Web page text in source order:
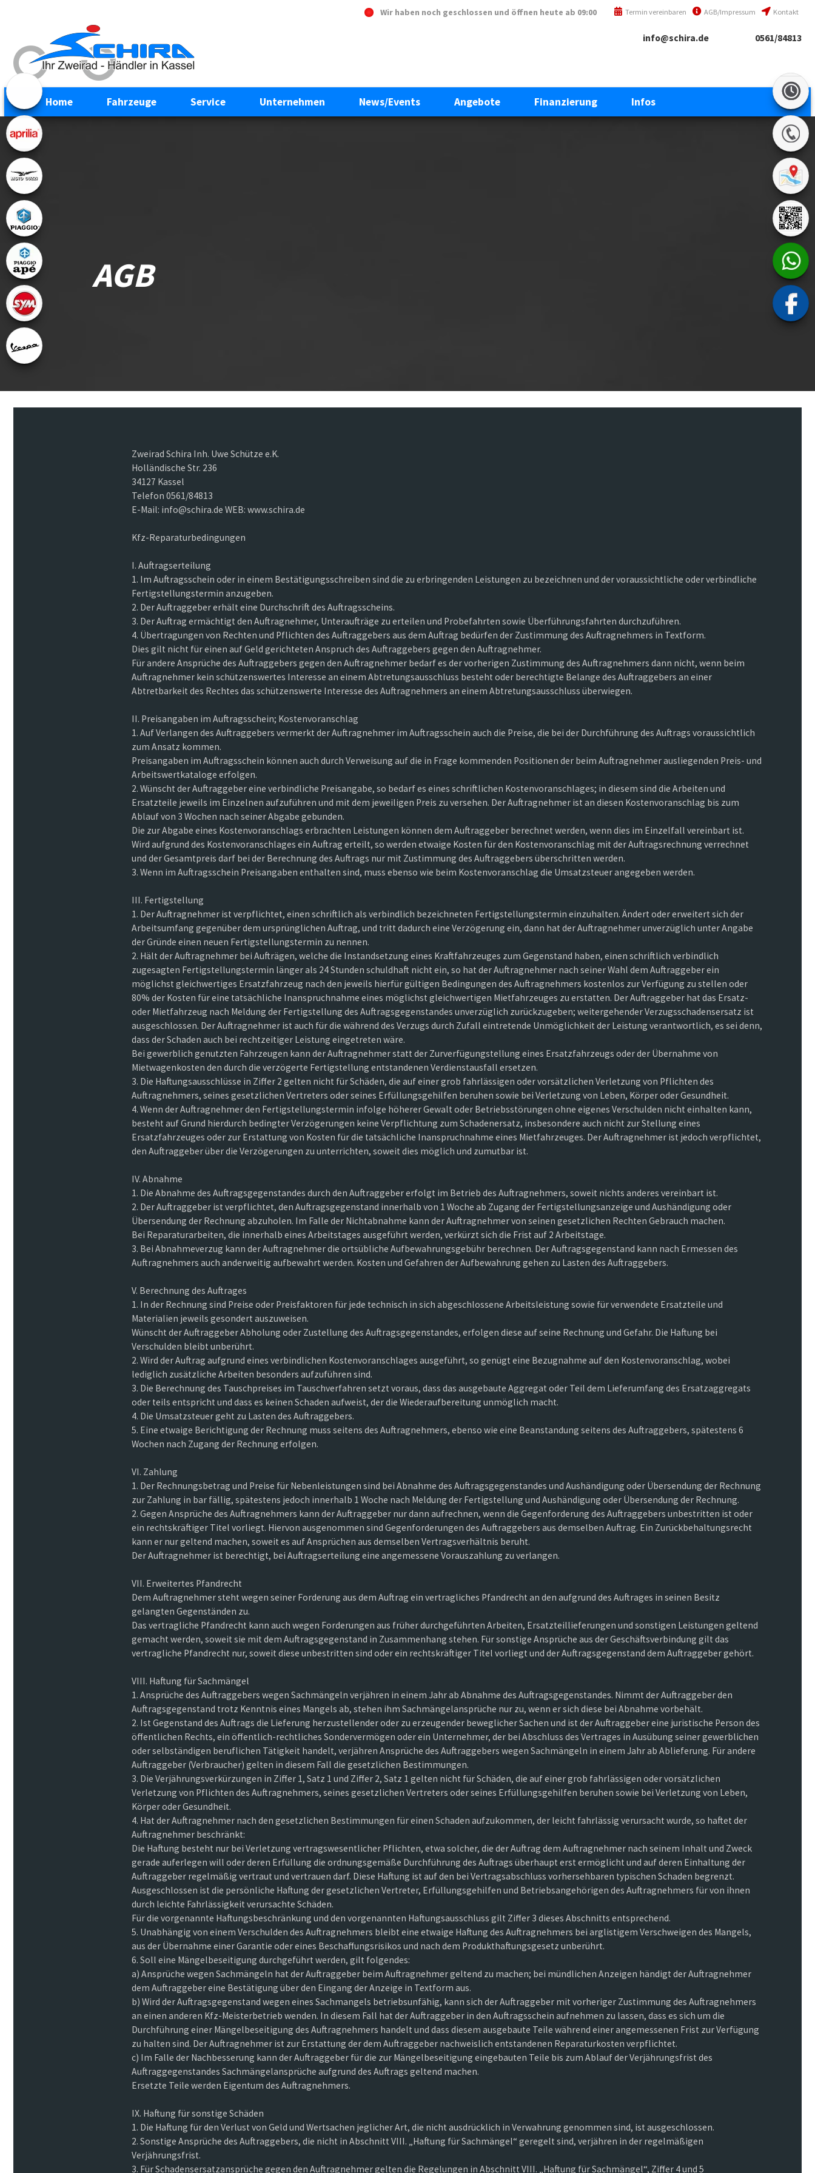
Wir haben noch geschlossen und öffnen heute ab 09:00 Kontakt
AGB/Impressum
Termin vereinbaren
0561/84813
info@schira.de
Home Fahrzeuge Service Unternehmen News/Events Angebote Finanzierung Infos
AGB
Zweirad Schira Inh. Uwe Schütze e.K.
Holländische Str. 236
34127 Kassel
Telefon 0561/84813
E-Mail: info@schira.de WEB: www.schira.de
Kfz-Reparaturbedingungen
I. Auftragserteilung
1. Im Auftragsschein oder in einem Bestätigungsschreiben sind die zu erbringenden Leistungen zu bezeichnen und der voraussichtliche oder verbindliche
Fertigstellungstermin anzugeben.
2. Der Auftraggeber erhält eine Durchschrift des Auftragsscheins.
3. Der Auftrag ermächtigt den Auftragnehmer, Unteraufträge zu erteilen und Probefahrten sowie Überführungsfahrten durchzuführen.
4. Übertragungen von Rechten und Pflichten des Auftraggebers aus dem Auftrag bedürfen der Zustimmung des Auftragnehmers in Textform.
Dies gilt nicht für einen auf Geld gerichteten Anspruch des Auftraggebers gegen den Auftragnehmer.
Für andere Ansprüche des Auftraggebers gegen den Auftragnehmer bedarf es der vorherigen Zustimmung des Auftragnehmers dann nicht, wenn beim
Auftragnehmer kein schützenswertes Interesse an einem Abtretungsausschluss besteht oder berechtigte Belange des Auftraggebers an einer
Abtretbarkeit des Rechtes das schützenswerte Interesse des Auftragnehmers an einem Abtretungsausschluss überwiegen.
II. Preisangaben im Auftragsschein; Kostenvoranschlag
1. Auf Verlangen des Auftraggebers vermerkt der Auftragnehmer im Auftragsschein auch die Preise, die bei der Durchführung des Auftrags voraussichtlich
zum Ansatz kommen.
Preisangaben im Auftragsschein können auch durch Verweisung auf die in Frage kommenden Positionen der beim Auftragnehmer ausliegenden Preis- und
Arbeitswertkataloge erfolgen.
2. Wünscht der Auftraggeber eine verbindliche Preisangabe, so bedarf es eines schriftlichen Kostenvoranschlages; in diesem sind die Arbeiten und
Ersatzteile jeweils im Einzelnen aufzuführen und mit dem jeweiligen Preis zu versehen. Der Auftragnehmer ist an diesen Kostenvoranschlag bis zum
Ablauf von 3 Wochen nach seiner Abgabe gebunden.
Die zur Abgabe eines Kostenvoranschlags erbrachten Leistungen können dem Auftraggeber berechnet werden, wenn dies im Einzelfall vereinbart ist.
Wird aufgrund des Kostenvoranschlages ein Auftrag erteilt, so werden etwaige Kosten für den Kostenvoranschlag mit der Auftragsrechnung verrechnet
und der Gesamtpreis darf bei der Berechnung des Auftrags nur mit Zustimmung des Auftraggebers überschritten werden.
3. Wenn im Auftragsschein Preisangaben enthalten sind, muss ebenso wie beim Kostenvoranschlag die Umsatzsteuer angegeben werden.
III. Fertigstellung
1. Der Auftragnehmer ist verpflichtet, einen schriftlich als verbindlich bezeichneten Fertigstellungstermin einzuhalten. Ändert oder erweitert sich der
Arbeitsumfang gegenüber dem ursprünglichen Auftrag, und tritt dadurch eine Verzögerung ein, dann hat der Auftragnehmer unverzüglich unter Angabe
der Gründe einen neuen Fertigstellungstermin zu nennen.
2. Hält der Auftragnehmer bei Aufträgen, welche die Instandsetzung eines Kraftfahrzeuges zum Gegenstand haben, einen schriftlich verbindlich
zugesagten Fertigstellungstermin länger als 24 Stunden schuldhaft nicht ein, so hat der Auftragnehmer nach seiner Wahl dem Auftraggeber ein
möglichst gleichwertiges Ersatzfahrzeug nach den jeweils hierfür gültigen Bedingungen des Auftragnehmers kostenlos zur Verfügung zu stellen oder
80% der Kosten für eine tatsächliche Inanspruchnahme eines möglichst gleichwertigen Mietfahrzeuges zu erstatten. Der Auftraggeber hat das Ersatz-
oder Mietfahrzeug nach Meldung der Fertigstellung des Auftragsgegenstandes unverzüglich zurückzugeben; weitergehender Verzugsschadensersatz ist
ausgeschlossen. Der Auftragnehmer ist auch für die während des Verzugs durch Zufall eintretende Unmöglichkeit der Leistung verantwortlich, es sei denn,
dass der Schaden auch bei rechtzeitiger Leistung eingetreten wäre.
Bei gewerblich genutzten Fahrzeugen kann der Auftragnehmer statt der Zurverfügungstellung eines Ersatzfahrzeugs oder der Übernahme von
Mietwagenkosten den durch die verzögerte Fertigstellung entstandenen Verdienstausfall ersetzen.
3. Die Haftungsausschlüsse in Ziffer 2 gelten nicht für Schäden, die auf einer grob fahrlässigen oder vorsätzlichen Verletzung von Pflichten des
Auftragnehmers, seines gesetzlichen Vertreters oder seines Erfüllungsgehilfen beruhen sowie bei Verletzung von Leben, Körper oder Gesundheit.
4. Wenn der Auftragnehmer den Fertigstellungstermin infolge höherer Gewalt oder Betriebsstörungen ohne eigenes Verschulden nicht einhalten kann,
besteht auf Grund hierdurch bedingter Verzögerungen keine Verpflichtung zum Schadenersatz, insbesondere auch nicht zur Stellung eines
Ersatzfahrzeuges oder zur Erstattung von Kosten für die tatsächliche Inanspruchnahme eines Mietfahrzeuges. Der Auftragnehmer ist jedoch verpflichtet,
den Auftraggeber über die Verzögerungen zu unterrichten, soweit dies möglich und zumutbar ist.
IV. Abnahme
1. Die Abnahme des Auftragsgegenstandes durch den Auftraggeber erfolgt im Betrieb des Auftragnehmers, soweit nichts anderes vereinbart ist.
2. Der Auftraggeber ist verpflichtet, den Auftragsgegenstand innerhalb von 1 Woche ab Zugang der Fertigstellungsanzeige und Aushändigung oder
Übersendung der Rechnung abzuholen. Im Falle der Nichtabnahme kann der Auftragnehmer von seinen gesetzlichen Rechten Gebrauch machen.
Bei Reparaturarbeiten, die innerhalb eines Arbeitstages ausgeführt werden, verkürzt sich die Frist auf 2 Arbeitstage.
3. Bei Abnahmeverzug kann der Auftragnehmer die ortsübliche Aufbewahrungsgebühr berechnen. Der Auftragsgegenstand kann nach Ermessen des
Auftragnehmers auch anderweitig aufbewahrt werden. Kosten und Gefahren der Aufbewahrung gehen zu Lasten des Auftraggebers.
V. Berechnung des Auftrages
1. In der Rechnung sind Preise oder Preisfaktoren für jede technisch in sich abgeschlossene Arbeitsleistung sowie für verwendete Ersatzteile und
Materialien jeweils gesondert auszuweisen.
Wünscht der Auftraggeber Abholung oder Zustellung des Auftragsgegenstandes, erfolgen diese auf seine Rechnung und Gefahr. Die Haftung bei
Verschulden bleibt unberührt.
2. Wird der Auftrag aufgrund eines verbindlichen Kostenvoranschlages ausgeführt, so genügt eine Bezugnahme auf den Kostenvoranschlag, wobei
lediglich zusätzliche Arbeiten besonders aufzuführen sind.
3. Die Berechnung des Tauschpreises im Tauschverfahren setzt voraus, dass das ausgebaute Aggregat oder Teil dem Lieferumfang des Ersatzaggregats
oder teils entspricht und dass es keinen Schaden aufweist, der die Wiederaufbereitung unmöglich macht.
4. Die Umsatzsteuer geht zu Lasten des Auftraggebers.
5. Eine etwaige Berichtigung der Rechnung muss seitens des Auftragnehmers, ebenso wie eine Beanstandung seitens des Auftraggebers, spätestens 6
Wochen nach Zugang der Rechnung erfolgen.
VI. Zahlung
1. Der Rechnungsbetrag und Preise für Nebenleistungen sind bei Abnahme des Auftragsgegenstandes und Aushändigung oder Übersendung der Rechnung
zur Zahlung in bar fällig, spätestens jedoch innerhalb 1 Woche nach Meldung der Fertigstellung und Aushändigung oder Übersendung der Rechnung.
2. Gegen Ansprüche des Auftragnehmers kann der Auftraggeber nur dann aufrechnen, wenn die Gegenforderung des Auftraggebers unbestritten ist oder
ein rechtskräftiger Titel vorliegt. Hiervon ausgenommen sind Gegenforderungen des Auftraggebers aus demselben Auftrag. Ein Zurückbehaltungsrecht
kann er nur geltend machen, soweit es auf Ansprüchen aus demselben Vertragsverhältnis beruht.
Der Auftragnehmer ist berechtigt, bei Auftragserteilung eine angemessene Vorauszahlung zu verlangen.
VII. Erweitertes Pfandrecht
Dem Auftragnehmer steht wegen seiner Forderung aus dem Auftrag ein vertragliches Pfandrecht an den aufgrund des Auftrages in seinen Besitz
gelangten Gegenständen zu.
Das vertragliche Pfandrecht kann auch wegen Forderungen aus früher durchgeführten Arbeiten, Ersatzteillieferungen und sonstigen Leistungen geltend
gemacht werden, soweit sie mit dem Auftragsgegenstand in Zusammenhang stehen. Für sonstige Ansprüche aus der Geschäftsverbindung gilt das
vertragliche Pfandrecht nur, soweit diese unbestritten sind oder ein rechtskräftiger Titel vorliegt und der Auftragsgegenstand dem Auftraggeber gehört.
VIII. Haftung für Sachmängel
1. Ansprüche des Auftraggebers wegen Sachmängeln verjähren in einem Jahr ab Abnahme des Auftragsgegenstandes. Nimmt der Auftraggeber den
Auftragsgegenstand trotz Kenntnis eines Mangels ab, stehen ihm Sachmängelansprüche nur zu, wenn er sich diese bei Abnahme vorbehält.
2. Ist Gegenstand des Auftrags die Lieferung herzustellender oder zu erzeugender beweglicher Sachen und ist der Auftraggeber eine juristische Person des
öffentlichen Rechts, ein öffentlich-rechtliches Sondervermögen oder ein Unternehmer, der bei Abschluss des Vertrages in Ausübung seiner gewerblichen
oder selbständigen beruflichen Tätigkeit handelt, verjähren Ansprüche des Auftraggebers wegen Sachmängeln in einem Jahr ab Ablieferung. Für andere
Auftraggeber (Verbraucher) gelten in diesem Fall die gesetzlichen Bestimmungen.
3. Die Verjährungsverkürzungen in Ziffer 1, Satz 1 und Ziffer 2, Satz 1 gelten nicht für Schäden, die auf einer grob fahrlässigen oder vorsätzlichen
Verletzung von Pflichten des Auftragnehmers, seines gesetzlichen Vertreters oder seines Erfüllungsgehilfen beruhen sowie bei Verletzung von Leben,
Körper oder Gesundheit.
4. Hat der Auftragnehmer nach den gesetzlichen Bestimmungen für einen Schaden aufzukommen, der leicht fahrlässig verursacht wurde, so haftet der
Auftragnehmer beschränkt:
Die Haftung besteht nur bei Verletzung vertragswesentlicher Pflichten, etwa solcher, die der Auftrag dem Auftragnehmer nach seinem Inhalt und Zweck
gerade auferlegen will oder deren Erfüllung die ordnungsgemäße Durchführung des Auftrags überhaupt erst ermöglicht und auf deren Einhaltung der
Auftraggeber regelmäßig vertraut und vertrauen darf. Diese Haftung ist auf den bei Vertragsabschluss vorhersehbaren typischen Schaden begrenzt.
Ausgeschlossen ist die persönliche Haftung der gesetzlichen Vertreter, Erfüllungsgehilfen und Betriebsangehörigen des Auftragnehmers für von ihnen
durch leichte Fahrlässigkeit verursachte Schäden.
Für die vorgenannte Haftungsbeschränkung und den vorgenannten Haftungsausschluss gilt Ziffer 3 dieses Abschnitts entsprechend.
5. Unabhängig von einem Verschulden des Auftragnehmers bleibt eine etwaige Haftung des Auftragnehmers bei arglistigem Verschweigen des Mangels,
aus der Übernahme einer Garantie oder eines Beschaffungsrisikos und nach dem Produkthaftungsgesetz unberührt.
6. Soll eine Mängelbeseitigung durchgeführt werden, gilt folgendes:
a) Ansprüche wegen Sachmängeln hat der Auftraggeber beim Auftragnehmer geltend zu machen; bei mündlichen Anzeigen händigt der Auftragnehmer
dem Auftraggeber eine Bestätigung über den Eingang der Anzeige in Textform aus.
b) Wird der Auftragsgegenstand wegen eines Sachmangels betriebsunfähig, kann sich der Auftraggeber mit vorheriger Zustimmung des Auftragnehmers
an einen anderen Kfz-Meisterbetrieb wenden. In diesem Fall hat der Auftraggeber in den Auftragsschein aufnehmen zu lassen, dass es sich um die
Durchführung einer Mängelbeseitigung des Auftragnehmers handelt und dass diesem ausgebaute Teile während einer angemessenen Frist zur Verfügung
zu halten sind. Der Auftragnehmer ist zur Erstattung der dem Auftraggeber nachweislich entstandenen Reparaturkosten verpflichtet.
c) Im Falle der Nachbesserung kann der Auftraggeber für die zur Mängelbeseitigung eingebauten Teile bis zum Ablauf der Verjährungsfrist des
Auftraggegenstandes Sachmängelansprüche aufgrund des Auftrags geltend machen.
Ersetzte Teile werden Eigentum des Auftragnehmers.
IX. Haftung für sonstige Schäden
1. Die Haftung für den Verlust von Geld und Wertsachen jeglicher Art, die nicht ausdrücklich in Verwahrung genommen sind, ist ausgeschlossen.
2. Sonstige Ansprüche des Auftraggebers, die nicht in Abschnitt VIII. „Haftung für Sachmängel“ geregelt sind, verjähren in der regelmäßigen
Verjährungsfrist.
3. Für Schadensersatzansprüche gegen den Auftragnehmer gelten die Regelungen in Abschnitt VIII. „Haftung für Sachmängel“, Ziffer 4 und 5